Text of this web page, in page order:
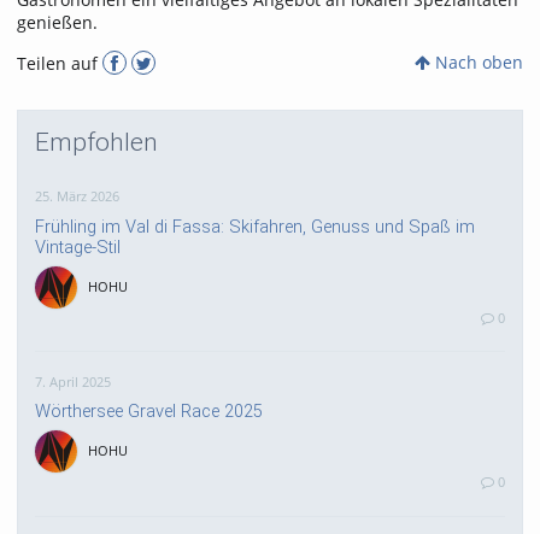
genießen.
Teilen auf
Nach oben
Empfohlen
25. März 2026
Frühling im Val di Fassa: Skifahren, Genuss und Spaß im
Vintage-Stil
HOHU
0
7. April 2025
Wörthersee Gravel Race 2025
HOHU
0